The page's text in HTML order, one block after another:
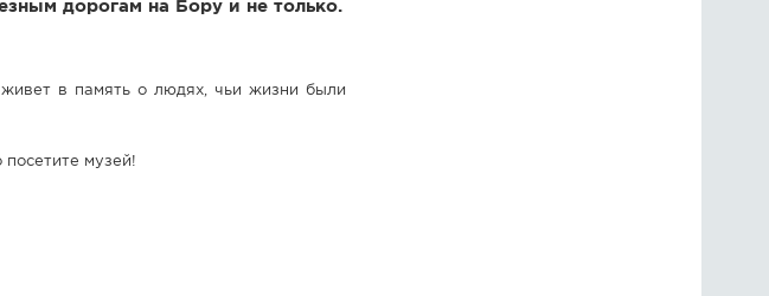
дорогам на Бору и не только.
в память о людях, чьи жизни были
музей!